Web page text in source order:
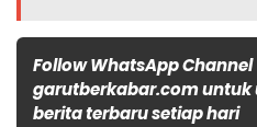
Follow WhatsApp Channel
garutberkabar.com untuk
berita terbaru setiap hari